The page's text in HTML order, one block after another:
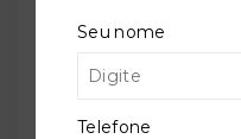
Previsão de entrega:
Seu nome
Telefone